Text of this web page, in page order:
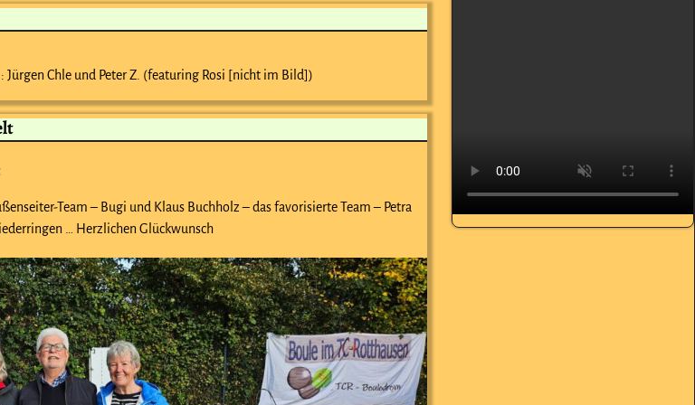
Jürgen Chle und Peter Z. (featuring Rosi [nicht im Bild])
Team – Bugi und Klaus Buchholz – das favorisierte Team – Petra
… Herzlichen Glückwunsch